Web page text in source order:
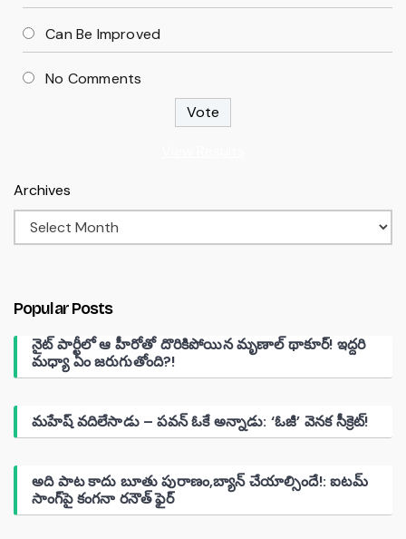
Can Be Improved
No Comments
Archives
Popular Posts
నైట్ పార్టీలో ఆ హీరోతో దొరికిపోయిన మృణాల్ థాకూర్! ఇద్దరి
మధ్యా ఏం జరుగుతోంది?!
మహేష్ వదిలేసాడు – పవన్ ఓకే అన్నాడు: ‘ఓజీ’ వెనక సీక్రెట్!
అది పాట కాదు బూతు పురాణం,బ్యాన్ చేయాల్సిందే!: ఐటమ్
సాంగ్‌పై కంగనా రనౌత్ ఫైర్